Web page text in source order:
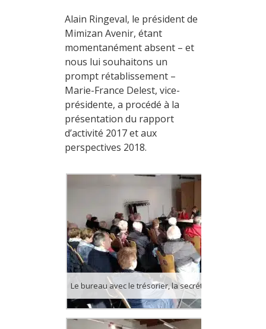
Alain Ringeval, le président de
Mimizan Avenir, étant
momentanément absent – et
nous lui souhaitons un
prompt rétablissement –
Marie-France Delest, vice-
présidente, a procédé à la
présentation du rapport
d’activité 2017 et aux
perspectives 2018.